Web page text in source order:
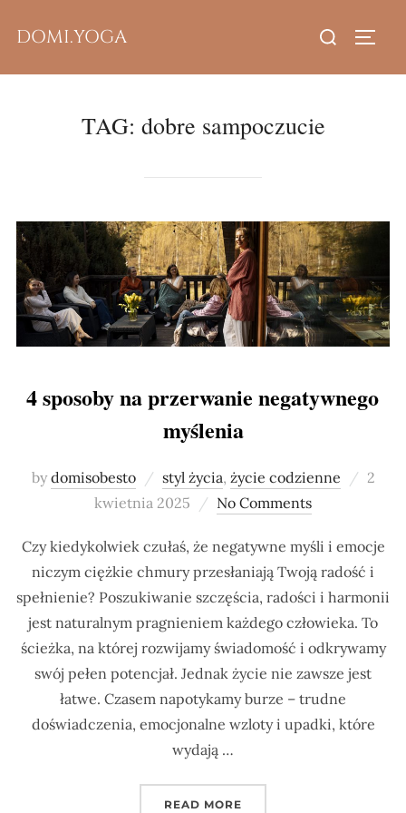
DOMI.YOGA
Search
TAG: dobre sampoczucie
4 sposoby na przerwanie negatywnego
myślenia
bydomisobesto styl życia, życie codzienne
2
kwietnia 2025
No Comments
Czy kiedykolwiek czułaś, że negatywne myśli i emocje
niczym ciężkie chmury przesłaniają Twoją radość i
spełnienie? Poszukiwanie szczęścia, radości i harmonii
jest naturalnym pragnieniem każdego człowieka. To
ścieżka, na której rozwijamy świadomość i odkrywamy
swój pełen potencjał. Jednak życie nie zawsze jest
łatwe. Czasem napotykamy burze – trudne
doświadczenia, emocjonalne wzloty i upadki, które
wydają …
READ MORE